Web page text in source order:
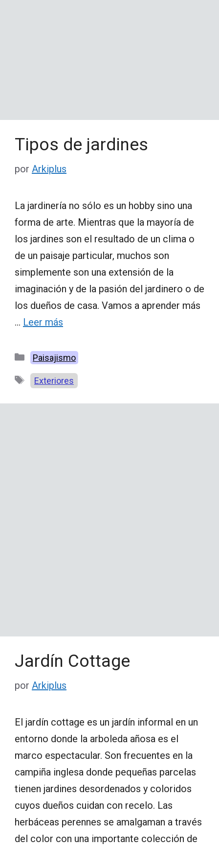
Tipos de jardines
por Arkiplus
La jardinería no sólo es un hobby sino una
forma de arte. Mientras que la mayoría de
los jardines son el resultado de un clima o
de un paisaje particular, muchos son
simplemente son una extensión de la
imaginación y de la pasión del jardinero o de
los dueños de casa. Vamos a aprender más
… Leer más
Categorías
Paisajismo
Etiquetas
Exteriores
Jardín Cottage
por Arkiplus
El jardín cottage es un jardín informal en un
entorno donde la arboleda añosa es el
marco espectacular. Son frecuentes en la
campiña inglesa donde pequeñas parcelas
tienen jardines desordenados y coloridos
cuyos dueños cuidan con recelo. Las
herbáceas perennes se amalgaman a través
del color con una importante colección de